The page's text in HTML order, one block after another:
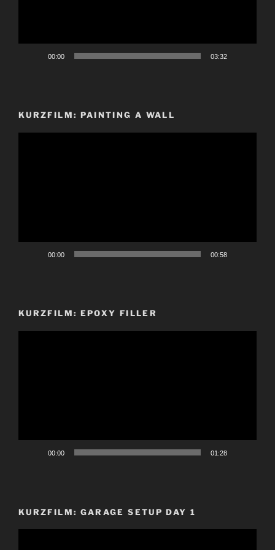
00:00 03:32
KURZFILM: PAINTING A WALL
00:00 00:58
KURZFILM: EPOXY FILLER
00:00 01:28
KURZFILM: GARAGE SETUP DAY 1